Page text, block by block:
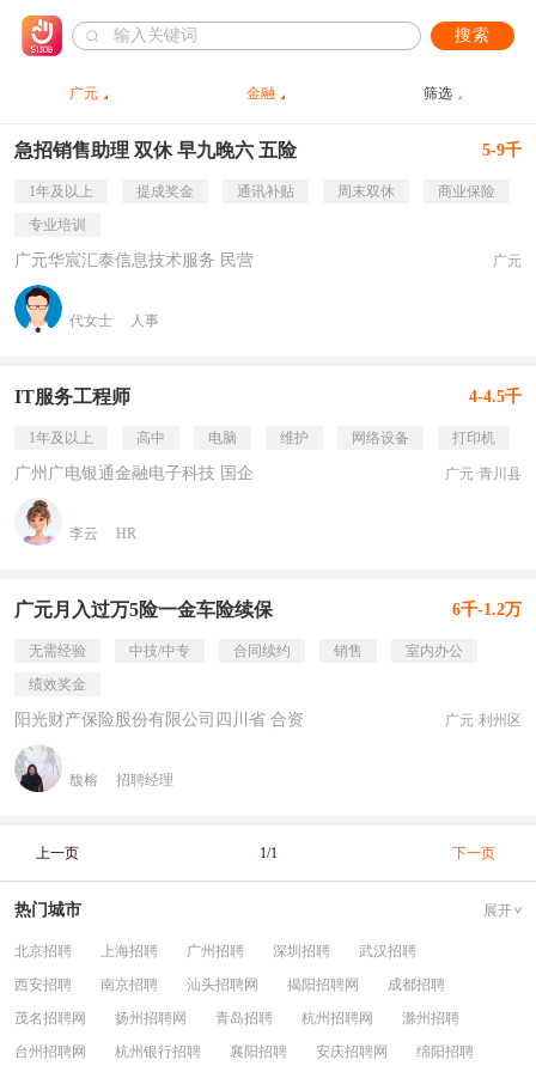
搜索
广元 金融 筛选
急招销售助理 双休 早九晚六 五险 5-9千
1年及以上 提成奖金 通讯补贴 周末双休
商业保险
专业培训
广元华宸汇泰信息技术服务 民营 广元
代女士 人事
IT服务工程师 4-4.5千
1年及以上 高中 电脑 维护 网络设备 打印机
广州广电银通金融电子科技 国企 广元·青川县
李云 HR
广元月入过万5险一金车险续保 6千-1.2万
无需经验 中技/中专 合同续约 销售
室内办公
绩效奖金
阳光财产保险股份有限公司四川省 合资 广元·利州区
馥榕 招聘经理
上一页 1/1 下一页
热门城市 展开
北京招聘 上海招聘 广州招聘 深圳招聘
武汉招聘
西安招聘
南京招聘 汕头招聘网 揭阳招聘网
成都招聘
茂名招聘网
扬州招聘网 青岛招聘 杭州招聘网
滁州招聘
台州招聘网
杭州银行招聘 襄阳招聘 安庆招聘网 绵阳招聘